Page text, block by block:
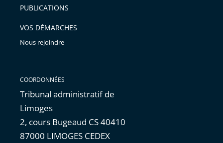
PUBLICATIONS
VOS DÉMARCHES
Nous rejoindre
COORDONNÉES
Tribunal administratif de
Limoges
2, cours Bugeaud CS 40410
87000 LIMOGES CEDEX